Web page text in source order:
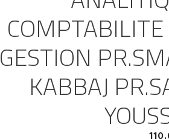
GESTION
KABBAJ